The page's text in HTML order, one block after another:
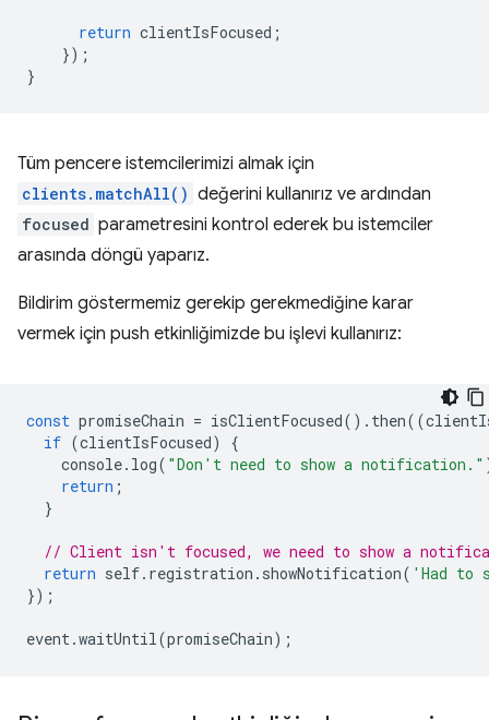
return clientIsFocused ;
});
}
Tüm pencere istemcilerimizi almak için
clients.matchAll() değerini kullanırız ve ardından
focused parametresini kontrol ederek bu istemciler
arasında döngü yaparız.
Bildirim göstermemiz gerekip gerekmediğine karar
vermek için push etkinliğimizde bu işlevi kullanırız:
const promiseChain = isClientFocused(). then((
if (clientIsFocused)
{
console. log( "Don't need to show a notification."
return ;
}
// Client isn't focused, we need to show a
return self. registration . showNotification( 'Had to
});
event.waitUntil(promiseChain);